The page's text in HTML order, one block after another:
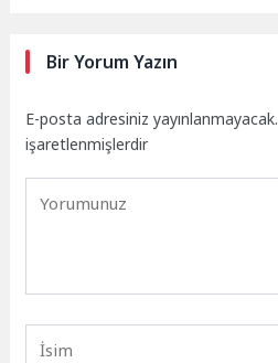
Bir Yorum Yazın
E-posta adresiniz yayınlanmayacak.
işaretlenmişlerdir